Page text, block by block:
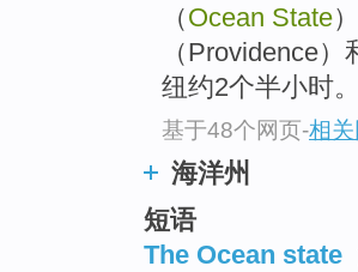
（Ocean State
（Providence
纽约2个半小时。
基于48个网页-相
海洋州
短语
The Ocean state